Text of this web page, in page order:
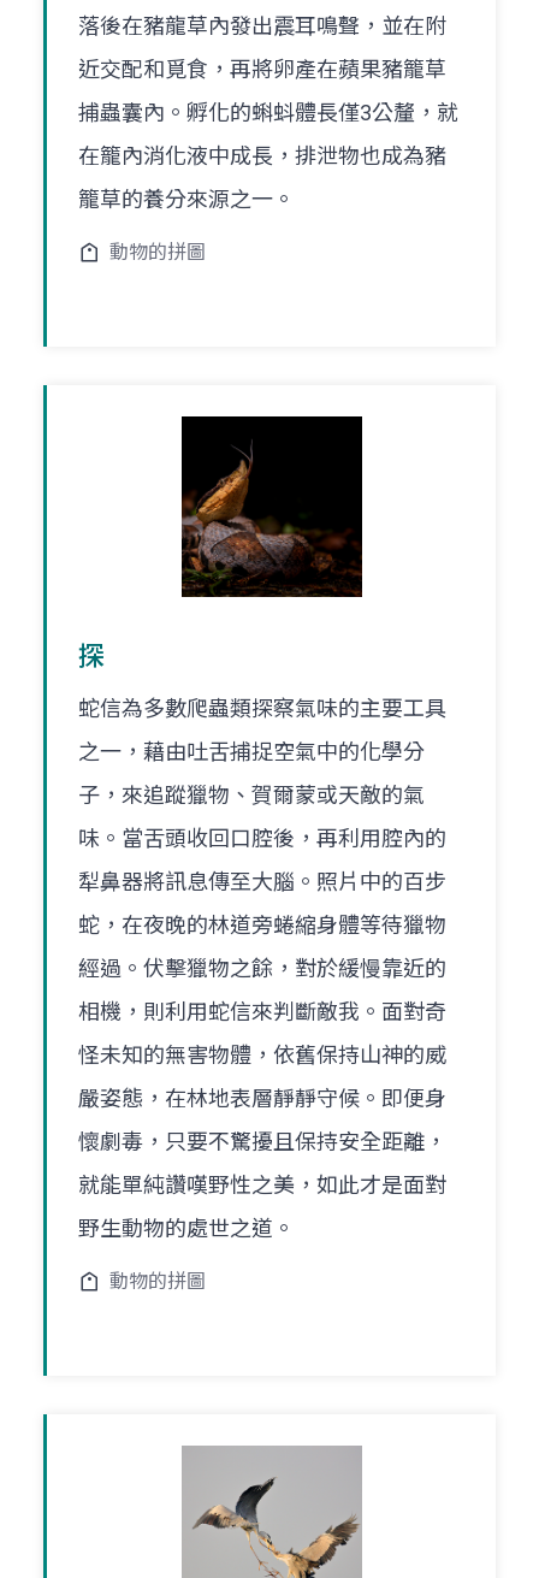
落後在豬龍草內發出震耳鳴聲，並在附
近交配和覓食，再將卵產在蘋果豬籠草
捕蟲囊內。孵化的蝌蚪體長僅3公釐，就
在籠內消化液中成長，排泄物也成為豬
籠草的養分來源之一。
動物的拼圖
探
蛇信為多數爬蟲類探察氣味的主要工具
之一，藉由吐舌捕捉空氣中的化學分
子，來追蹤獵物、賀爾蒙或天敵的氣
味。當舌頭收回口腔後，再利用腔內的
犁鼻器將訊息傳至大腦。照片中的百步
蛇，在夜晚的林道旁蜷縮身體等待獵物
經過。伏擊獵物之餘，對於緩慢靠近的
相機，則利用蛇信來判斷敵我。面對奇
怪未知的無害物體，依舊保持山神的威
嚴姿態，在林地表層靜靜守候。即便身
懷劇毒，只要不驚擾且保持安全距離，
就能單純讚嘆野性之美，如此才是面對
野生動物的處世之道。
動物的拼圖